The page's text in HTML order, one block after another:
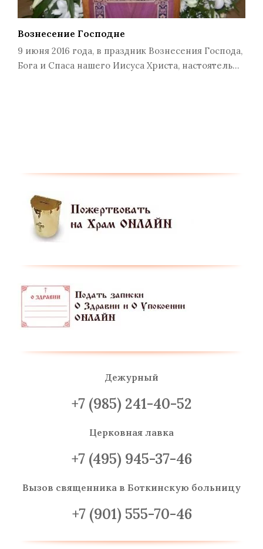
Вознесение Господне
9 июня 2016 года, в праздник Вознесения Господа,
Бога и Спаса нашего Иисуса Христа, настоятель…
Дежурный
+7 (985) 241-40-52
Церковная лавка
+7 (495) 945-37-46
Вызов священника в Боткинскую больницу
+7 (901) 555-70-46